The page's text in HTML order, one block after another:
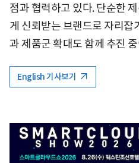
점과 협력하고 있다. 단순한
게 신뢰받는 브랜드로 자리잡
과 제품군 확대도 함께 추진
English 기사보기